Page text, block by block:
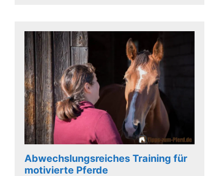
Abwechslungsreiches Training für
motivierte Pferde